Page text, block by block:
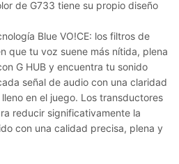
de G733 tiene su propio diseño
Blue VO!CE: los filtros de
que tu voz suene más nítida, plena
G HUB y encuentra tu sonido
señal de audio con una claridad
en el juego. Los transductores
reducir significativamente la
con una calidad precisa, plena y